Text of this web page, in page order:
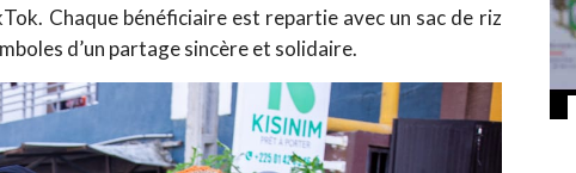
Chaque bénéficiaire est repartie avec un sac de riz
d’un partage sincère et solidaire.